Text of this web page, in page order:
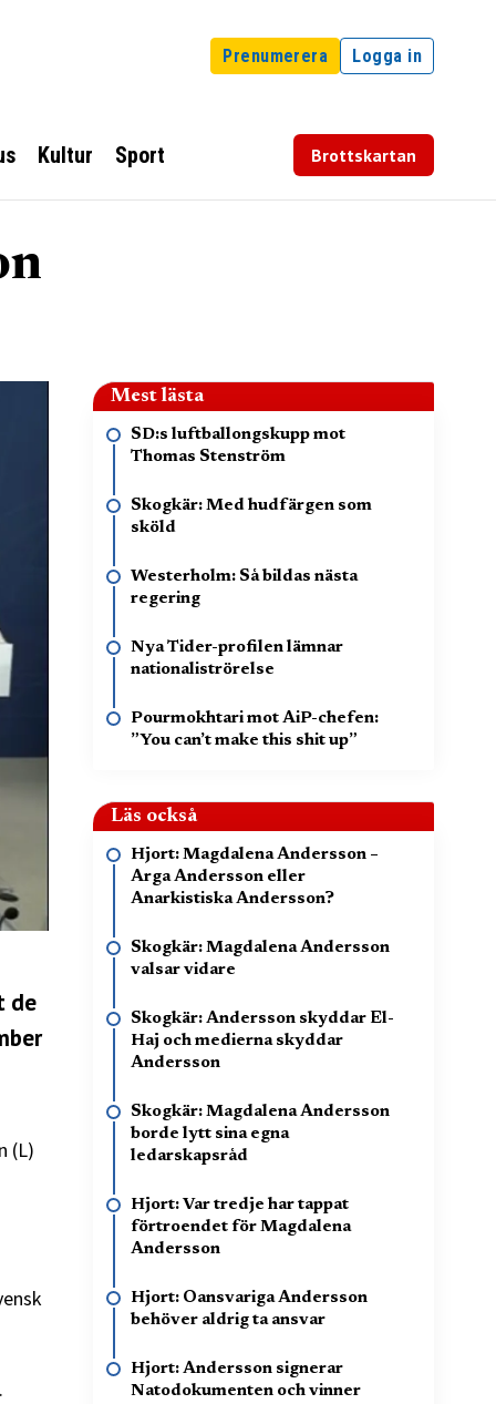
Prenumerera Logga in
Kultur Sport Brottskartan
de
(L)
Mest lästa
SD:s luftballongskupp mot
Thomas Stenström
Skogkär: Med hudfärgen som
sköld
Westerholm: Så bildas nästa
regering
Nya Tider-profilen lämnar
nationaliströrelse
Pourmokhtari mot AiP-chefen:
”You can’t make this shit up”
Läs också
Hjort: Magdalena Andersson –
Arga Andersson eller
Anarkistiska Andersson?
Skogkär: Magdalena Andersson
valsar vidare
Skogkär: Andersson skyddar El-
Haj och medierna skyddar
Andersson
Skogkär: Magdalena Andersson
borde lytt sina egna
ledarskapsråd
Hjort: Var tredje har tappat
förtroendet för Magdalena
Andersson
Hjort: Oansvariga Andersson
behöver aldrig ta ansvar
Hjort: Andersson signerar
Natodokumenten och vinner